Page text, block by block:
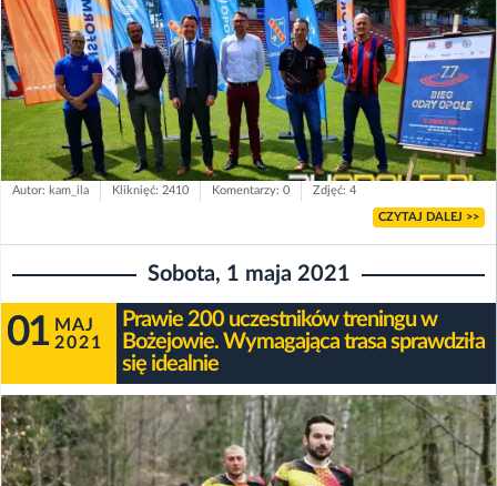
Autor: kam_ila Kliknięć: 2410 Komentarzy: 0 Zdjęć: 4
CZYTAJ DALEJ >>
Sobota, 1 maja 2021
01 MAJ
2021
Prawie 200 uczestników treningu w
Bożejowie. Wymagająca trasa sprawdziła
się idealnie